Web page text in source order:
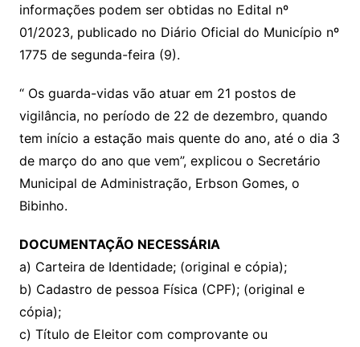
informações podem ser obtidas no Edital nº
01/2023, publicado no Diário Oficial do Município nº
1775 de segunda-feira (9).
“ Os guarda-vidas vão atuar em 21 postos de
vigilância, no período de 22 de dezembro, quando
tem início a estação mais quente do ano, até o dia 3
de março do ano que vem”, explicou o Secretário
Municipal de Administração, Erbson Gomes, o
Bibinho.
DOCUMENTAÇÃO NECESSÁRIA
a) Carteira de Identidade; (original e cópia);
b) Cadastro de pessoa Física (CPF); (original e
cópia);
c) Título de Eleitor com comprovante ou